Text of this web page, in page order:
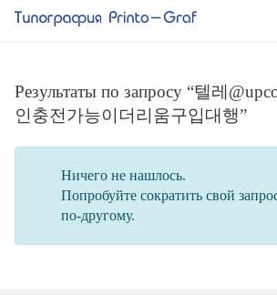
Результаты по запросу “텔레
인충전가능이더리움구입대행”
Ничего не нашлось.
Попробуйте сократить свой
по-другому.